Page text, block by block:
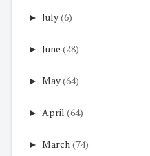
► July(6)
► June (28)
► May(64)
► April (64)
► March (74)